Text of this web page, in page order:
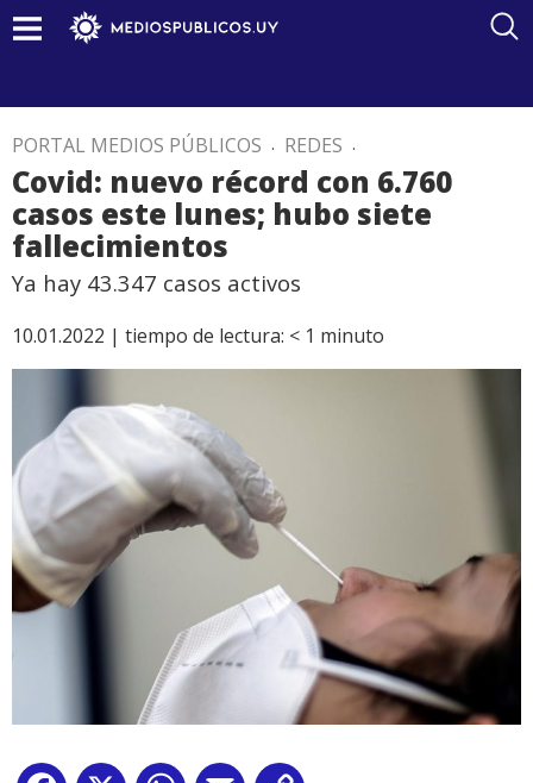
PORTAL MEDIOS PÚBLICOS . REDES .
Covid: nuevo récord con 6.760
casos este lunes; hubo siete
fallecimientos
Ya hay 43.347 casos activos
10.01.2022 | tiempo de lectura: < 1 minuto